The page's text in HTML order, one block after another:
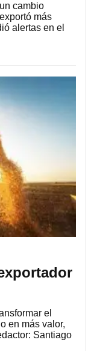
cambio
más
alertas en el
el
en más valor,
Santiago